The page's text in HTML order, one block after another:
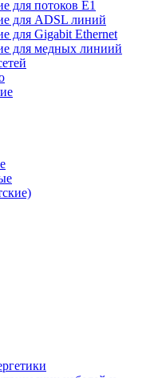
для потоков Е1
для ADSL линий
для Gigabit Ethernet
для медных линиий